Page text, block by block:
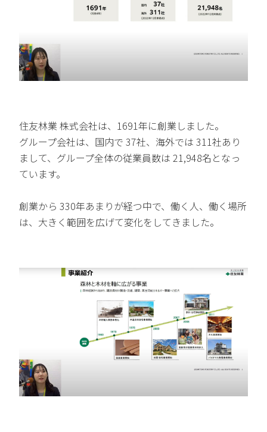
住友林業 株式会社は、1691年に創業しました。
グループ会社は、国内で 37社、海外では 311社あり
まして、グループ全体の従業員数は 21,948名となっ
ています。
創業から 330年あまりが経つ中で、働く人、働く場所
は、大きく範囲を広げて変化をしてきました。